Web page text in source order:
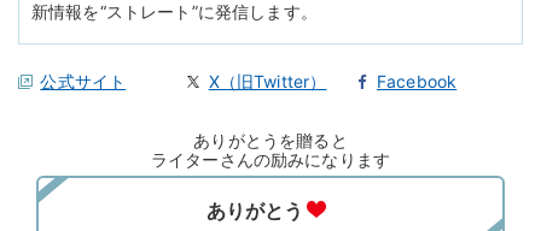
新情報を“ストレート”に発信します。
公式サイト X（旧Twitter） Facebook
ありがとうを贈ると
ライターさんの励みになります